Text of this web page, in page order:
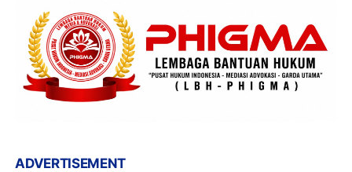
ADVERTISEMENT